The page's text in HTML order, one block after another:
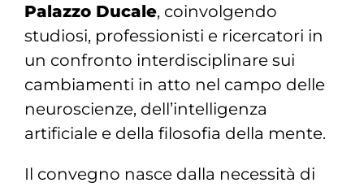
Palazzo Ducale, coinvolgendo
studiosi, professionisti e ricercatori in
un confronto interdisciplinare sui
cambiamenti in atto nel campo delle
neuroscienze, dell’intelligenza
artificiale e della filosofia della mente.
Il convegno nasce dalla necessità di